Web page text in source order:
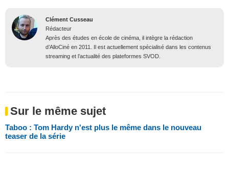
Clément Cusseau
Rédacteur
Après des études en école de cinéma, il intègre la rédaction
d’AlloCiné en 2011. Il est actuellement spécialisé dans les contenus
streaming et l’actualité des plateformes SVOD.
Sur le même sujet
Taboo : Tom Hardy n'est plus le même dans le nouveau
teaser de la série